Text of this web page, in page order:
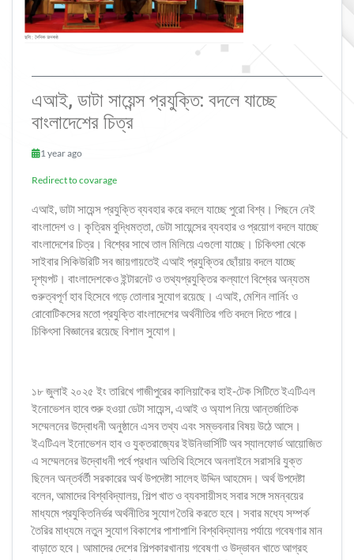
এআই, ডাটা সায়েন্স প্রযুক্তি: বদলে যাচ্ছে
বাংলাদেশের চিত্র
1 year ago
Redirect to covarage
এআই, ডাটা সায়েন্স প্রযুক্তি ব্যবহার করে বদলে যাচ্ছে পুরো বিশ্ব। পিছনে নেই
বাংলাদেশ ও। কৃত্রিম বুদ্ধিমত্তা, ডেটা সায়েন্সের ব্যবহার ও প্রয়োগ বদলে যাচ্ছে
বাংলাদেশের চিত্র। বিশ্বের সাথে তাল মিলিয়ে এগুলো যাচ্ছে। চিকিৎসা থেকে
সাইবার সিকিউরিটি সব জায়গায়তেই এআই প্রযুক্তির ছোঁয়ায় বদলে যাচ্ছে
দৃশ্যপট। বাংলাদেশকেও ইন্টারনেট ও তথ্যপ্রযুক্তির কল্যাণে বিশ্বের অন্যতম
গুরুত্বপূর্ণ হাব হিসেবে গড়ে তোলার সুযোগ রয়েছে। এআই, মেশিন লার্নিং ও
রোবোটিকসের মতো প্রযুক্তি বাংলাদেশের অর্থনীতির গতি বদলে দিতে পারে।
চিকিৎসা বিজ্ঞানের রয়েছে বিশাল সুযোগ।
১৮ জুলাই ২০২৫ ইং তারিখে গাজীপুরের কালিয়াকৈর হাই-টেক সিটিতে ইএটিএল
ইনোভেশন হাবে শুরু হওয়া ডেটা সায়েন্স, এআই ও অ্যাপ নিয়ে আন্তর্জাতিক
সম্মেলনের উদ্বোধনী অনুষ্ঠানে এসব তথ্য এবং সম্ভবনার বিষয় উঠে আসে।
ইএটিএল ইনোভেশন হাব ও যুক্তরাজ্যের ইউনিভার্সিটি অব স্যালফোর্ড আয়োজিত
এ সম্মেলনের উদ্বোধনী পর্বে প্রধান অতিথি হিসেবে অনলাইনে সরাসরি যুক্ত
ছিলেন অন্তর্বর্তী সরকারের অর্থ উপদেষ্টা সালেহ উদ্দিন আহমেদ। অর্থ উপদেষ্টা
বলেন, আমাদের বিশ্ববিদ্যালয়, শিল্প খাত ও ব্যবসায়ীসহ সবার সঙ্গে সমন্বয়ের
মাধ্যমে প্রযুক্তিনির্ভর অর্থনীতির সুযোগ তৈরি করতে হবে। সবার মধ্যে সম্পর্ক
তৈরির মাধ্যমে নতুন সুযোগ বিকাশের পাশাপাশি বিশ্ববিদ্যালয় পর্যায়ে গবেষণার মান
বাড়াতে হবে। আমাদের দেশের শিল্পকারখানায় গবেষণা ও উদ্ভাবন খাতে আগ্রহ